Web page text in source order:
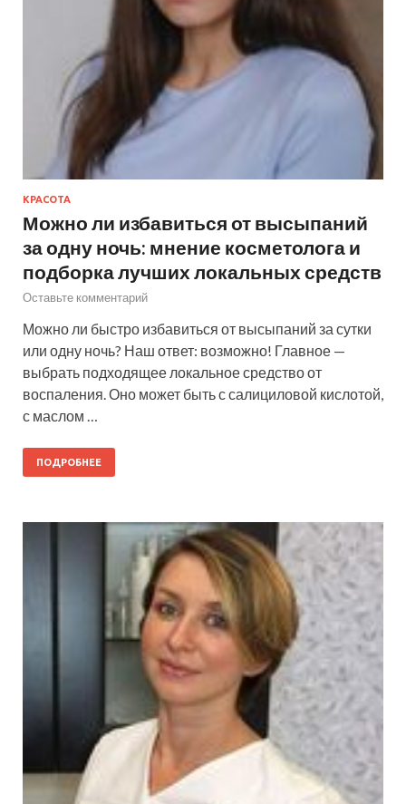
КРАСОТА
Можно ли избавиться от высыпаний
за одну ночь: мнение косметолога и
подборка лучших локальных средств
Оставьте комментарий
Можно ли быстро избавиться от высыпаний за сутки
или одну ночь? Наш ответ: возможно! Главное —
выбрать подходящее локальное средство от
воспаления. Оно может быть с салициловой кислотой,
с маслом …
ПОДРОБНЕЕ